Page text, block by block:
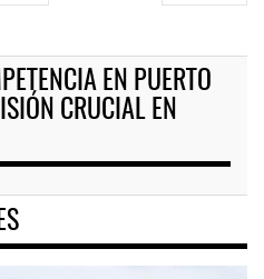
EN PUERTO
CRUCIAL EN